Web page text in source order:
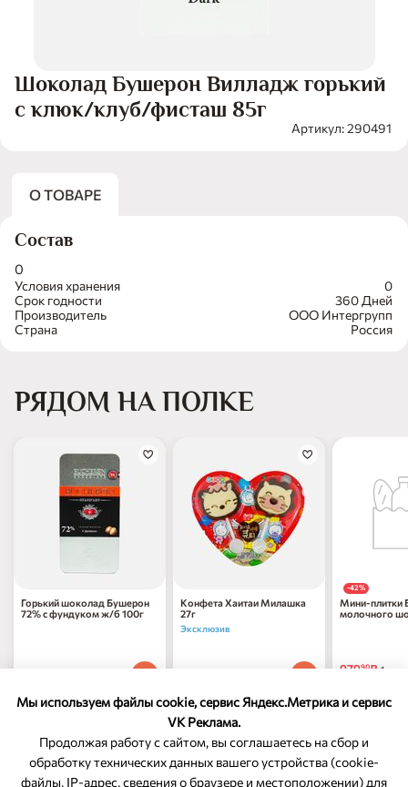
Мы используем файлы cookie, сервис Яндекс.Метрика и сервис
VK Реклама.
Продолжая работу с сайтом, вы соглашаетесь на сбор и
обработку технических данных вашего устройства (cookie-
файлы, IP-адрес, сведения о браузере и местоположении) для
Шоколад Бушерон Вилладж горький
с клюк/клуб/фисташ 85г
Артикул: 290491
О ТОВАРЕ
Условия хранения
0
Срок годности
360 Дней
Производитель
ООО Интергрупп
Страна
Россия
Состав
0
РЯДОМ НА ПОЛКЕ
Горький шоколад Бушерон
72% с фундуком ж/б 100г
Конфета Хаитаи Милашка
27г
Эксклюзив
-42%
Мини-плитки
молочного
97990₽ 1 шт